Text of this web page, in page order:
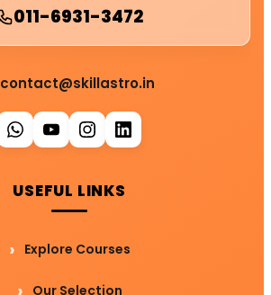
011-6931-3472
contact@skillastro.in
USEFUL LINKS
Explore Courses
Our Selection